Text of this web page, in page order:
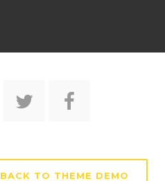
BACK TO THEME DEMO